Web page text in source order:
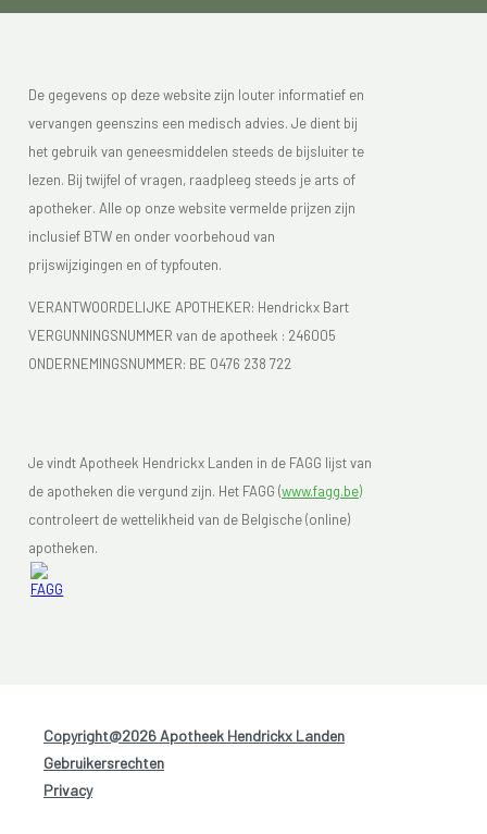
De gegevens op deze website zijn louter informatief en
vervangen geenszins een medisch advies. Je dient bij
het gebruik van geneesmiddelen steeds de bijsluiter te
lezen. Bij twijfel of vragen, raadpleeg steeds je arts of
apotheker. Alle op onze website vermelde prijzen zijn
inclusief BTW en onder voorbehoud van
prijswijzigingen en of typfouten.
VERANTWOORDELIJKE APOTHEKER: Hendrickx Bart
VERGUNNINGSNUMMER van de apotheek : 246005
ONDERNEMINGSNUMMER: BE 0476 238 722
Je vindt Apotheek Hendrickx Landen in de FAGG lijst van
de apotheken die vergund zijn. Het FAGG (www.fagg.be)
controleert de wettelikheid van de Belgische (online)
apotheken.
Copyright@2026 Apotheek Hendrickx Landen
Gebruikersrechten
Privacy